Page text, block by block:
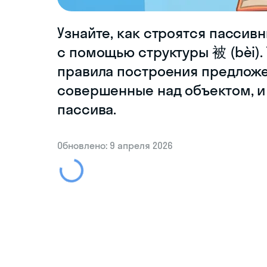
Узнайте, как строятся
с помощью структуры 被 (bèi).
правила построения
совершенные над объектом,
пассива.
Обновлено: 9 апреля 2026